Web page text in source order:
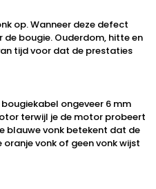
op. Wanneer deze defect
de bougie. Ouderdom, hitte en
tijd voor dat de prestaties
ongeveer 6 mm
terwijl je de motor probeert
blauwe vonk betekent dat de
vonk of geen vonk wijst